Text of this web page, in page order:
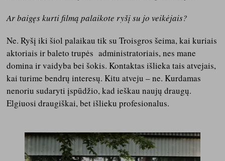
Ar baigęs kurti filmą palaikote ryšį su jo veikėjais?
Ne. Ryšį iki šiol palaikau tik su Troisgros šeima, kai kuriais
aktoriais ir baleto trupės administratoriais, nes mane
domina ir vaidyba bei šokis. Kontaktas išlieka tais atvejais,
kai turime bendrų interesų. Kitu atveju – ne. Kurdamas
nenoriu sudaryti įspūdžio, kad ieškau naujų draugų.
Elgiuosi draugiškai, bet išlieku profesionalus.